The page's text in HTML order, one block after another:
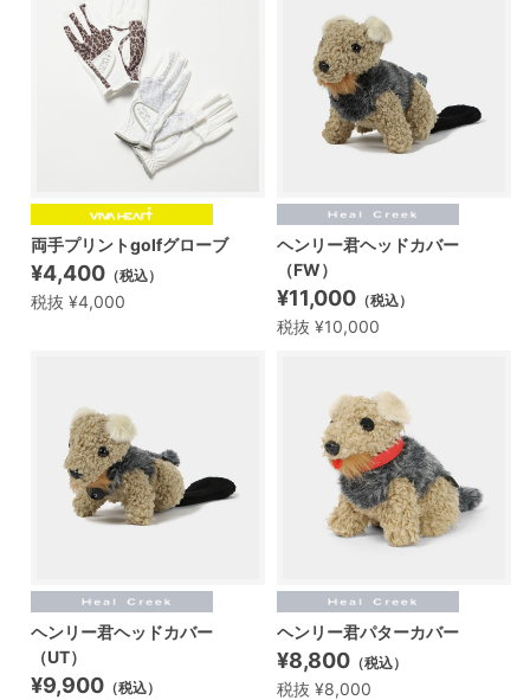
両手プリントgolfグローブ
¥4,400 （税込）
税抜 ¥4,000
ヘンリー君ヘッドカバー
（FW）
¥11,000 （税込）
税抜 ¥10,000
ヘンリー君ヘッドカバー
（UT）
¥9,900 （税込）
ヘンリー君パターカバー
¥8,800 （税込）
税抜 ¥8,000